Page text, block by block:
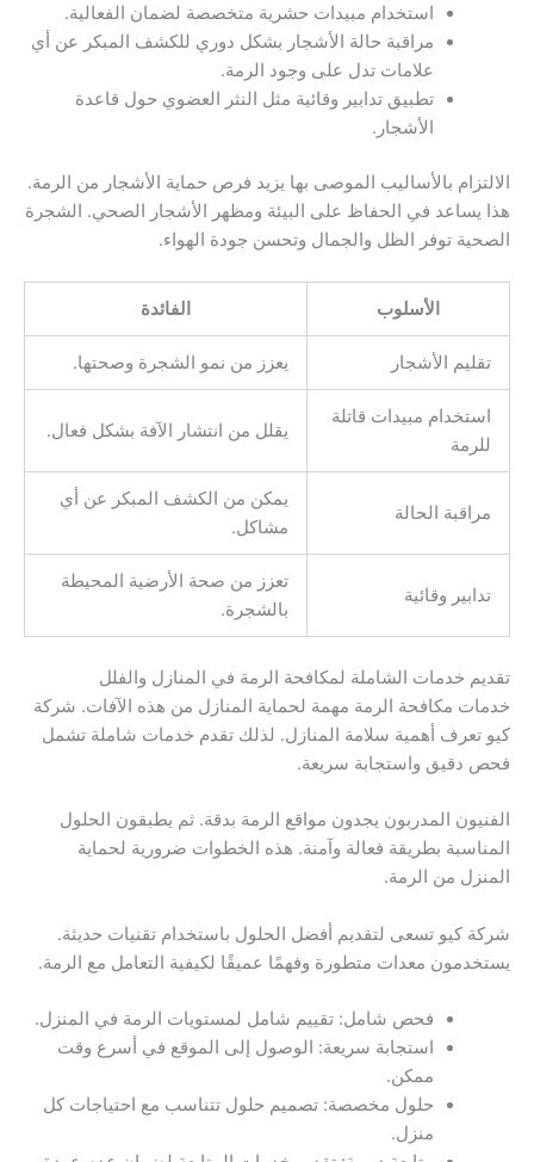
استخدام مبيدات حشرية متخصصة لضمان الفعالية.
مراقبة حالة الأشجار بشكل دوري للكشف المبكر عن أي
علامات تدل على وجود الرمة.
تطبيق تدابير وقائية مثل النثر العضوي حول قاعدة
الأشجار.
الالتزام بالأساليب الموصى بها يزيد فرص حماية الأشجار من الرمة.
هذا يساعد في الحفاظ على البيئة ومظهر الأشجار الصحي. الشجرة
الصحية توفر الظل والجمال وتحسن جودة الهواء.
الأسلوب الفائدة
تقليم الأشجار يعزز من نمو الشجرة وصحتها.
استخدام مبيدات قاتلة
للرمة
يقلل من انتشار الآفة بشكل فعال.
مراقبة الحالة
يمكن من الكشف المبكر عن أي
مشاكل.
تدابير وقائية
تعزز من صحة الأرضية المحيطة
بالشجرة.
تقديم خدمات الشاملة لمكافحة الرمة في المنازل والفلل
خدمات مكافحة الرمة مهمة لحماية المنازل من هذه الآفات. شركة
كيو تعرف أهمية سلامة المنازل. لذلك تقدم خدمات شاملة تشمل
فحص دقيق واستجابة سريعة.
الفنيون المدربون يجدون مواقع الرمة بدقة. ثم يطبقون الحلول
المناسبة بطريقة فعالة وآمنة. هذه الخطوات ضرورية لحماية
المنزل من الرمة.
شركة كيو تسعى لتقديم أفضل الحلول باستخدام تقنيات حديثة.
يستخدمون معدات متطورة وفهمًا عميقًا لكيفية التعامل مع الرمة.
فحص شامل: تقييم شامل لمستويات الرمة في المنزل.
استجابة سريعة: الوصول إلى الموقع في أسرع وقت
ممكن.
حلول مخصصة: تصميم حلول تتناسب مع احتياجات كل
منزل.